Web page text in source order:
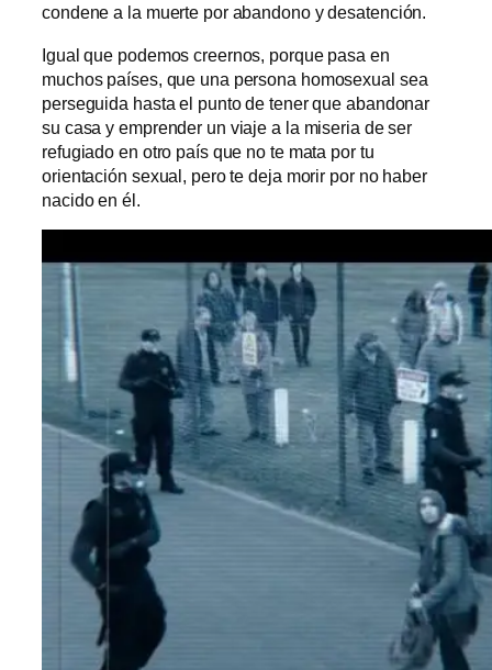
condene a la muerte por abandono y desatención.
Igual que podemos creernos, porque pasa en
muchos países, que una persona homosexual sea
perseguida hasta el punto de tener que abandonar
su casa y emprender un viaje a la miseria de ser
refugiado en otro país que no te mata por tu
orientación sexual, pero te deja morir por no haber
nacido en él.